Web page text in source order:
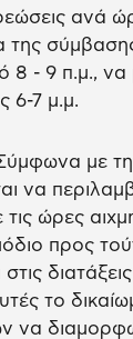
ανά
της
- 9 π.μ., να
6-7 μ.μ.
με
να
τις ώρες
προς
το
να